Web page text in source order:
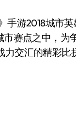
赛点之中，为
力交汇的精彩比